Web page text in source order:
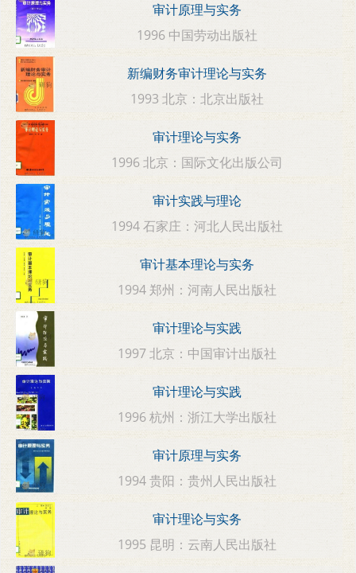
审计原理与实务
1996 中国劳动出版社
新编财务审计理论与实务
1993 北京：北京出版社
审计理论与实务
1996 北京：国际文化出版公司
审计实践与理论
1994 石家庄：河北人民出版社
审计基本理论与实务
1994 郑州：河南人民出版社
审计理论与实践
1997 北京：中国审计出版社
审计理论与实践
1996 杭州：浙江大学出版社
审计原理与实务
1994 贵阳：贵州人民出版社
审计理论与实务
1995 昆明：云南人民出版社